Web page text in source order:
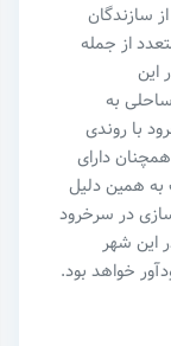
سازندگان
از جمله
این
به
با روندی
دارای
همین دلیل
در سرخرود
این شهر
خواهد بود.